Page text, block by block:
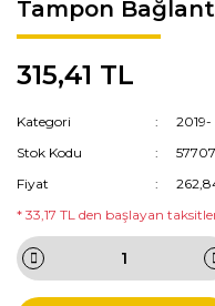
Tampon
315,41 TL
Kategori
2019-
Stok Kodu
Fiyat
* 33,17 TL den başlayan